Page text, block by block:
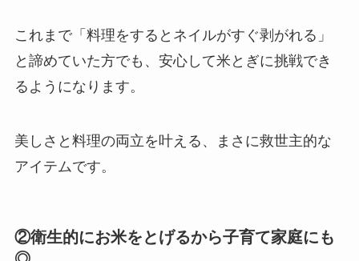
これまで「料理をするとネイルがすぐ剥がれる」
と諦めていた方でも、安心して米とぎに挑戦でき
るようになります。
美しさと料理の両立を叶える、まさに救世主的な
アイテムです。
②衛生的にお米をとげるから子育て家庭にも